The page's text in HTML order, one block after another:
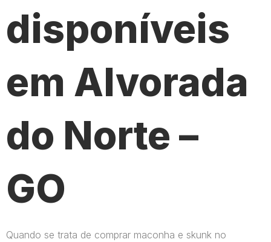
disponíveis
em Alvorada
do Norte –
GO
Quando se trata de comprar maconha e skunk no